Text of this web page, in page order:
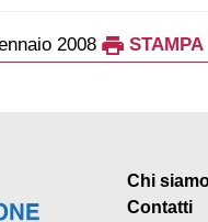
2008 STAMPA
Cesare Baldrighi
Chi
Contatti